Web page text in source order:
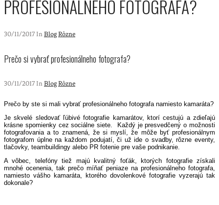
PROFESIONÁLNEHO FOTOGRAFA?
30/11/2017 In Blog Rôzne
Prečo si vybrať profesionálneho fotografa?
30/11/2017 In Blog Rôzne
Prečo by ste si mali vybrať profesionálneho fotografa namiesto kamaráta?
Je skvelé sledovať ľúbivé fotografie kamarátov, ktorí cestujú a zdieľajú
krásne spomienky cez sociálne siete. Každý je presvedčený o možnosti
fotografovania a to znamená, že si myslí, že môže byť profesionálnym
fotografom úplne na každom podujatí, či už ide o svadby, rôzne eventy,
tlačovky, teambuildingy alebo PR fotenie pre vaše podnikanie.
A vôbec, telefóny tiež majú kvalitný foťák, ktorých fotografie získali
mnohé ocenenia, tak prečo míňať peniaze na profesionálneho fotografa,
namiesto vášho kamaráta, ktorého dovolenkové fotografie vyzerajú tak
dokonale?